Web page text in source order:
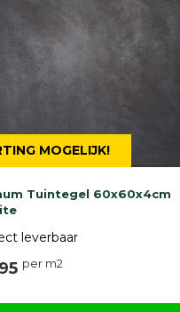
MOGELIJK!
Tuintegel 60x60x4cm
leverbaar
per m2